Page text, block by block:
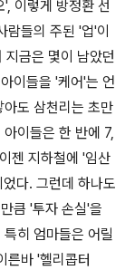
이렇게 방정환 선
들의 주된 '업'이
금은 몇이 남았던
이들을 '케어'는 언
도 삼천리는 초만
이들은 한 반에 7,
젠 지하철에 '임산
다. 그런데 하나도
큼 '투자 손실'을
히 엄마들은 어릴
른바 '헬리콥터